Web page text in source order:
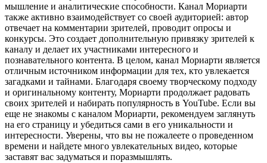
мышление и аналитические способности. Канал Мориарти
также активно взаимодействует со своей аудиторией: автор
отвечает на комментарии зрителей, проводит опросы и
конкурсы. Это создает дополнительную привязку зрителей к
каналу и делает их участниками интересного и
познавательного контента. В целом, канал Мориарти является
отличным источником информации для тех, кто увлекается
загадками и тайнами. Благодаря своему творческому подходу
и оригинальному контенту, Мориарти продолжает радовать
своих зрителей и набирать популярность в YouTube. Если вы
еще не знакомы с каналом Мориарти, рекомендуем заглянуть
на его страницу и убедиться сами в его уникальности и
интересности. Уверены, что вы не пожалеете о проведенном
времени и найдете много увлекательных видео, которые
заставят вас задуматься и поразмышлять.